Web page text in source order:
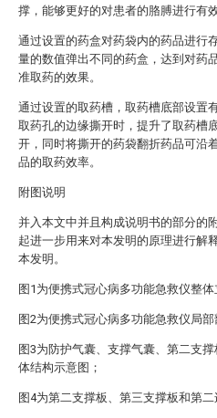
撑，能够更好的对患者的胳膊进行有
通过设置的药盒对药袋内的药品进行
量的数值弹出不同的药盒，达到对药
准取药的效果。
通过设置的取药槽，取药槽底部设置
取药孔的边缘撕开时，提升了取药槽
开，同时将撕开的药袋翻折药品可沿
品的取药效率。
附图说明
并入本文中并且构成说明书的部分的
起进一步用来对本发明的原理进行解
本发明。
图1为便携式冠心病多功能急救仪整体
图2为便携式冠心病多功能急救仪局
图3为防护气囊、支撑气囊、第二支
体结构示意图；
图4为第二支撑板、第三支撑板和第